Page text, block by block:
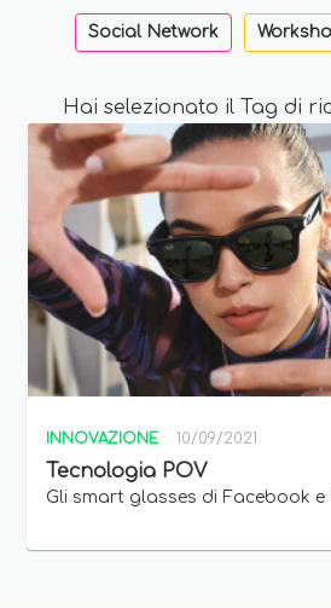
Social Network
Hai selezionato il Tag di
INNOVAZIONE 10/09/2021
Tecnologia POV
Gli smart glasses di Facebook e